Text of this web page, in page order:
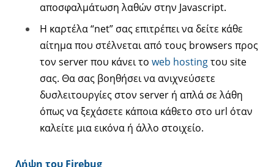
αποσφαλμάτωση λαθών στην Javascript.
Η καρτέλα “net” σας επιτρέπει να δείτε κάθε
αίτημα που στέλνεται από τους browsers προς
τον server που κάνει το web hostingτου site
σας. Θα σας βοηθήσει να ανιχνεύσετε
δυσλειτουργίες στον server ή απλά σε λάθη
όπως να ξεχάσετε κάποια κάθετο στο url όταν
καλείτε μια εικόνα ή άλλο στοιχείο.
Λήψη του Firebug